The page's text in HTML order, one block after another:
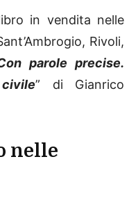
in vendita nelle
Rivoli,
parole precise.
” di Gianrico
nelle